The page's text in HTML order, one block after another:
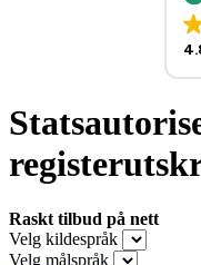
Raskt tilbud på nett
Velg kildespråk
Velg målspråk